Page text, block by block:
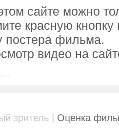
сайте можно
красную
постера фильма.
видео на
зритель | Оценка